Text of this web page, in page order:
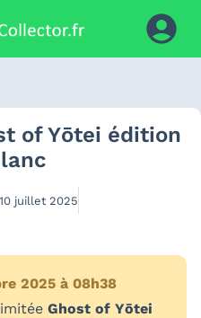
of Yōtei édition
10 juillet 2025
2025 à 08h38
Ghost of Yōtei